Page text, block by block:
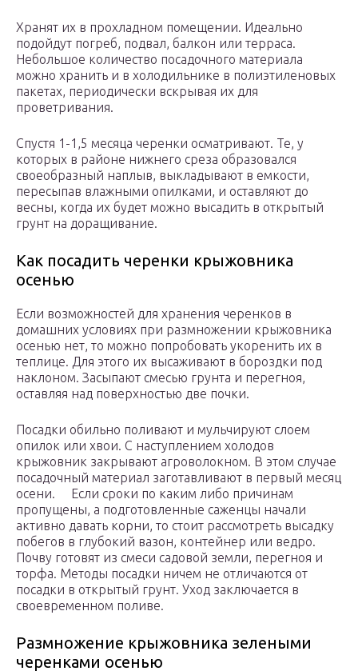
Хранят их в прохладном помещении. Идеально
подойдут погреб, подвал, балкон или терраса.
Небольшое количество посадочного материала
можно хранить и в холодильнике в полиэтиленовых
пакетах, периодически вскрывая их для
проветривания.
Спустя 1-1,5 месяца черенки осматривают. Те, у
которых в районе нижнего среза образовался
своеобразный наплыв, выкладывают в емкости,
пересыпав влажными опилками, и оставляют до
весны, когда их будет можно высадить в открытый
грунт на доращивание.
Как посадить черенки крыжовника
осенью
Если возможностей для хранения черенков в
домашних условиях при размножении крыжовника
осенью нет, то можно попробовать укоренить их в
теплице. Для этого их высаживают в бороздки под
наклоном. Засыпают смесью грунта и перегноя,
оставляя над поверхностью две почки.
Посадки обильно поливают и мульчируют слоем
опилок или хвои. С наступлением холодов
крыжовник закрывают агроволокном. В этом случае
посадочный материал заготавливают в первый месяц
осени. Если сроки по каким либо причинам
пропущены, а подготовленные саженцы начали
активно давать корни, то стоит рассмотреть высадку
побегов в глубокий вазон, контейнер или ведро.
Почву готовят из смеси садовой земли, перегноя и
торфа. Методы посадки ничем не отличаются от
посадки в открытый грунт. Уход заключается в
своевременном поливе.
Размножение крыжовника зелеными
черенками осенью